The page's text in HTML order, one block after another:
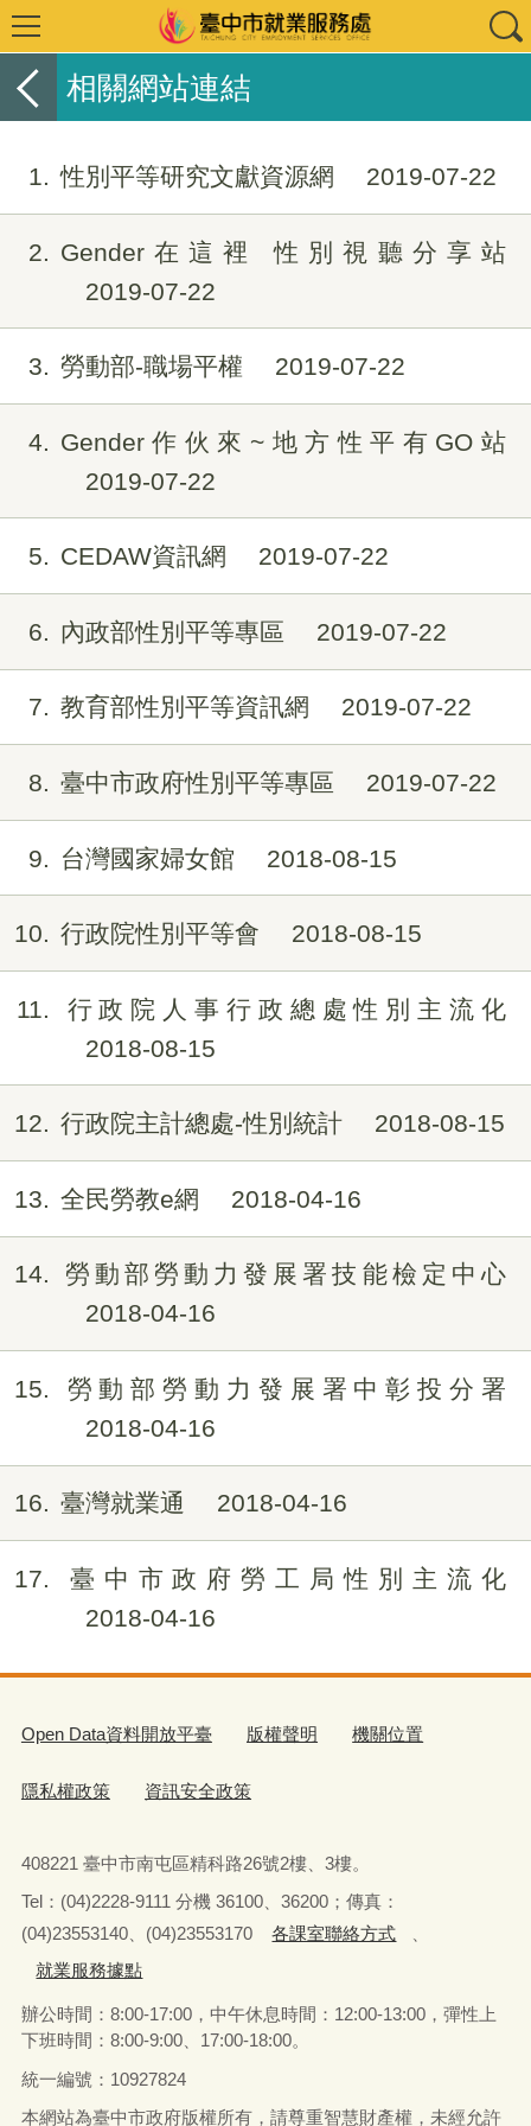
相關網站連結
1 性別平等研究文獻資源網 2019-07-22
2
Gender在這裡 性別視聽分享站
2019-07-22
3 勞動部-職場平權 2019-07-22
4
Gender作伙來~地方性平有GO站
2019-07-22
5 CEDAW資訊網 2019-07-22
6 內政部性別平等專區 2019-07-22
7 教育部性別平等資訊網 2019-07-22
8 臺中市政府性別平等專區 2019-07-22
9 台灣國家婦女館 2018-08-15
10 行政院性別平等會 2018-08-15
11
行政院人事行政總處性別主流化
2018-08-15
12 行政院主計總處-性別統計 2018-08-15
13 全民勞教e網 2018-04-16
14
勞動部勞動力發展署技能檢定中心
2018-04-16
15
勞動部勞動力發展署中彰投分署
2018-04-16
16 臺灣就業通 2018-04-16
17
臺中市政府勞工局性別主流化
2018-04-16
Open Data資料開放平臺 版權聲明 機關位置
隱私權政策 資訊安全政策
408221 臺中市南屯區精科路26號2樓、3樓。
Tel： (04)2228-9111 分機 36100、36200；傳真：
(04)23553140、(04)23553170
各課室聯絡方式
就業服務據點
辦公時間：8:00-17:00，中午休息時間：12:00-13:00， 彈性上
下班時間：8:00-9:00、17:00-18:00。
統一編號：10927824
本網站為臺中市政府版權所有，請尊重智慧財產權，未經允許